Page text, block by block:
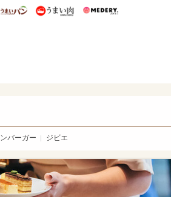
特集
いめし うまいパン うまい肉
バーガー ジビエ